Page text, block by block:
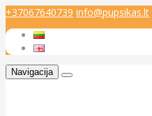
+37067640739 info@pupsikas.lt
Navigacija